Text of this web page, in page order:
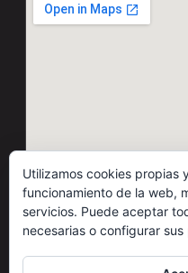
Utilizamos cookies propias
funcionamiento de la web,
servicios. Puede aceptar
necesarias o configurar